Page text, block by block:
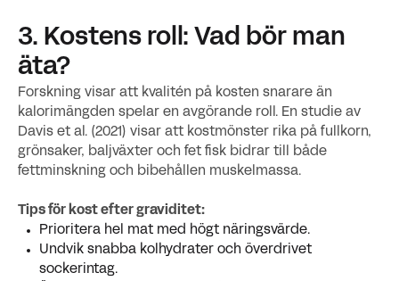
3. Kostens roll: Vad bör man
äta?
Forskning visar att kvalitén på kosten snarare än
kalorimängden spelar en avgörande roll. En studie av
Davis et al. (2021) visar att kostmönster rika på fullkorn,
grönsaker, baljväxter och fet fisk bidrar till både
fettminskning och bibehållen muskelmassa.
Tips för kost efter graviditet:
Prioritera hel mat med högt näringsvärde.
Undvik snabba kolhydrater och överdrivet
sockerintag.